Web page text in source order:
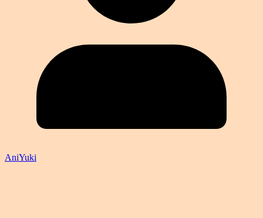
AniYuki